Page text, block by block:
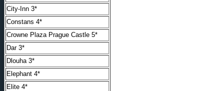
City-Inn 3*
Constans 4*
Crowne Plaza Prague Castle 5*
Dar 3*
Dlouha 3*
Elephant 4*
Elite 4*